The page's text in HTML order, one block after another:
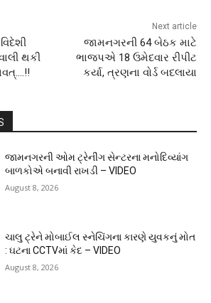
થકી
Next article
જામનગરની 64 બેઠક માટે
ભાજપએ 18 ઉમેદવાર રીપીટ
કર્યા, ત્રણના વોર્ડ બદલાયા
જામનગરની ઓમ ટ્રેનીંગ સેન્ટરના મનોદિવ્યાંગ
બાળકોએ બનાવી રાખડી – VIDEO
August 8, 2026
ચાલુ ટ્રેને મોબાઈલ સ્નેચિંગના કારણે યુવકનું મોત
: ઘટના CCTVમાં કેદ – VIDEO
August 8, 2026